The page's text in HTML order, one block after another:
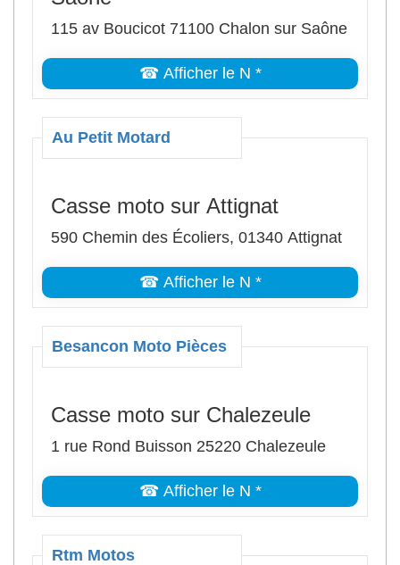
115 av Boucicot 71100 Chalon sur Saône
☎ Afficher le N *
Au Petit Motard
Casse moto sur Attignat
590 Chemin des Écoliers, 01340 Attignat
☎ Afficher le N *
Besancon Moto Pièces
Casse moto sur Chalezeule
1 rue Rond Buisson 25220 Chalezeule
☎ Afficher le N *
Rtm Motos